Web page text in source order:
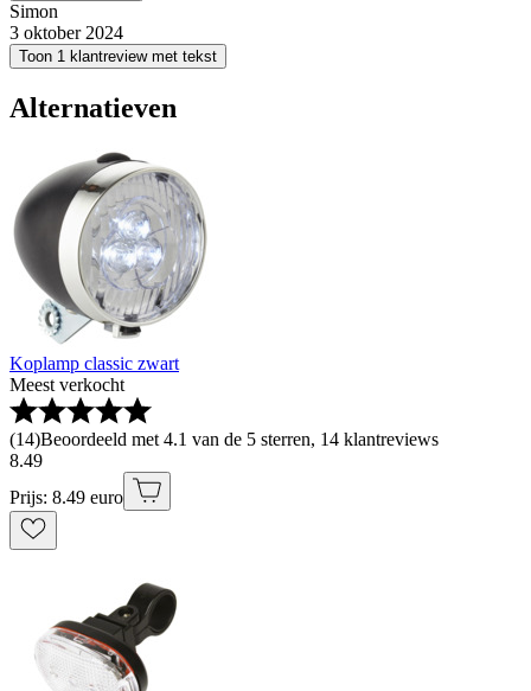
Simon
3 oktober 2024
Toon 1 klantreview met tekst
Alternatieven
Koplamp classic zwart
Meest verkocht
(14)Beoordeeld met 4.1 van de 5 sterren, 14 klantreviews
8.49
Prijs: 8.49 euro